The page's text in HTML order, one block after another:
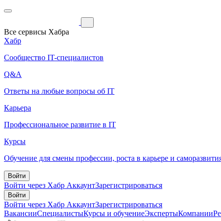
Все сервисы Хабра
Хабр
Сообщество IT-специалистов
Q&A
Ответы на любые вопросы об IT
Карьера
Профессиональное развитие в IT
Курсы
Обучение для смены профессии, роста в карьере и
Войти
Войти через Хабр АккаунтЗарегистрироваться
Войти
Войти через Хабр АккаунтЗарегистрироваться
ВакансииСпециалистыКурсы и обучениеЭкспертыКомпании